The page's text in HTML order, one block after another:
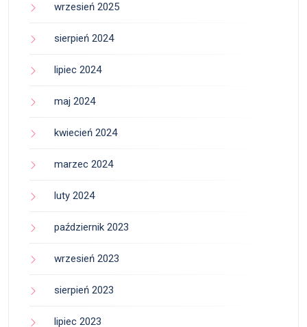
wrzesień 2025
sierpień 2024
lipiec 2024
maj 2024
kwiecień 2024
marzec 2024
luty 2024
październik 2023
wrzesień 2023
sierpień 2023
lipiec 2023